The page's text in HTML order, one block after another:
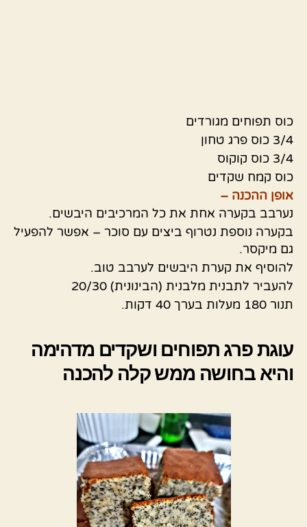
כוס תפוחים מגורדים
3/4 כוס פרג טחון
3/4 כוס קוקוס
כוס קמח שקדים
אופן ההכנה –
נערבב בקערה אחת את כל המרכיבים היבשים.
בקערה נוספת נטרוף ביצים עם סוכר – אפשר להפעיל
גם מיקסר.
להוסיף את קערת היבשים לערבב טוב.
להעביר לתבנית מלבנית (הבינונית) 20/30
תנור 180 מעלות בערך 40 דקות.
עוגת פרג תפוחים ושקדים מדהימה
והיא בחושה ממש קלה להכנה